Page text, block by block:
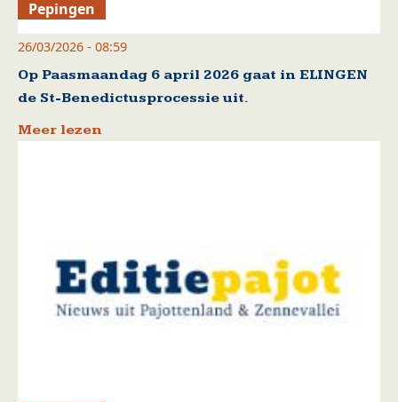
Pepingen
26/03/2026 - 08:59
Op Paasmaandag 6 april 2026 gaat in ELINGEN
de St-Benedictusprocessie uit.
Meer lezen